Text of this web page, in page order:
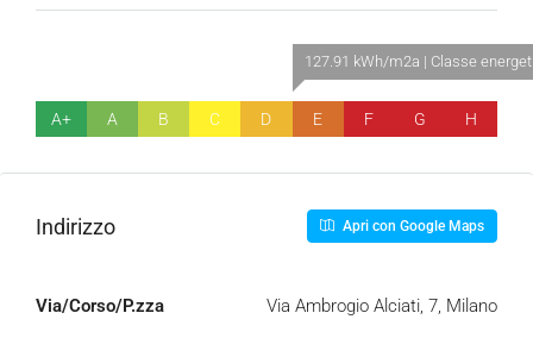
A+ A B C D
127.91 kWh/m2a | Classe
E F G H
Indirizzo Apri con Google Maps
Via/Corso/P.zza Via Ambrogio Alciati, 7, Milano